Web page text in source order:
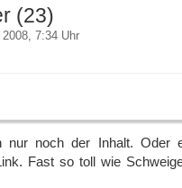
(23)
7:34 Uhr
nur noch der Inhalt. Oder
Fast so toll wie